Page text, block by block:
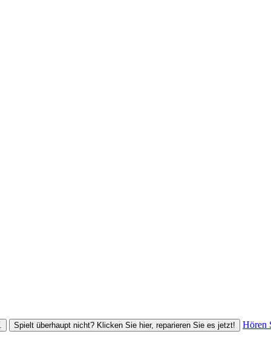
Spielt überhaupt nicht? Klicken Sie hier, reparieren Sie es jetzt! Hören